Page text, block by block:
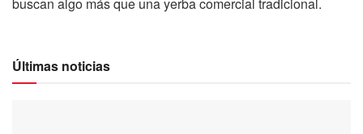
Últimas noticias